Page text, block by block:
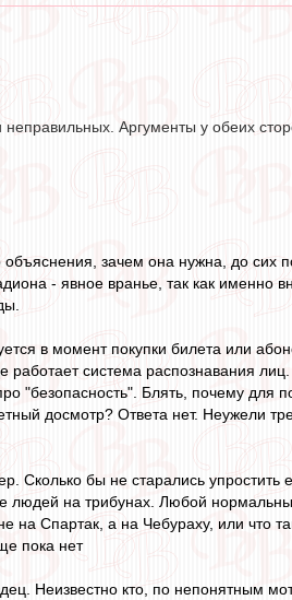
Аргументы у обеих
зачем она нужна, до сих
- явное вранье, так как именно
в момент покупки билета или
работает система распознавания
"безопасность". Блять, почему для
досмотр? Ответа нет. Неужели
Сколько бы не старались упростить
на трибунах. Любой
на Спартак, а на Чебураху, или что
пока нет
Неизвестно кто, по непонятным